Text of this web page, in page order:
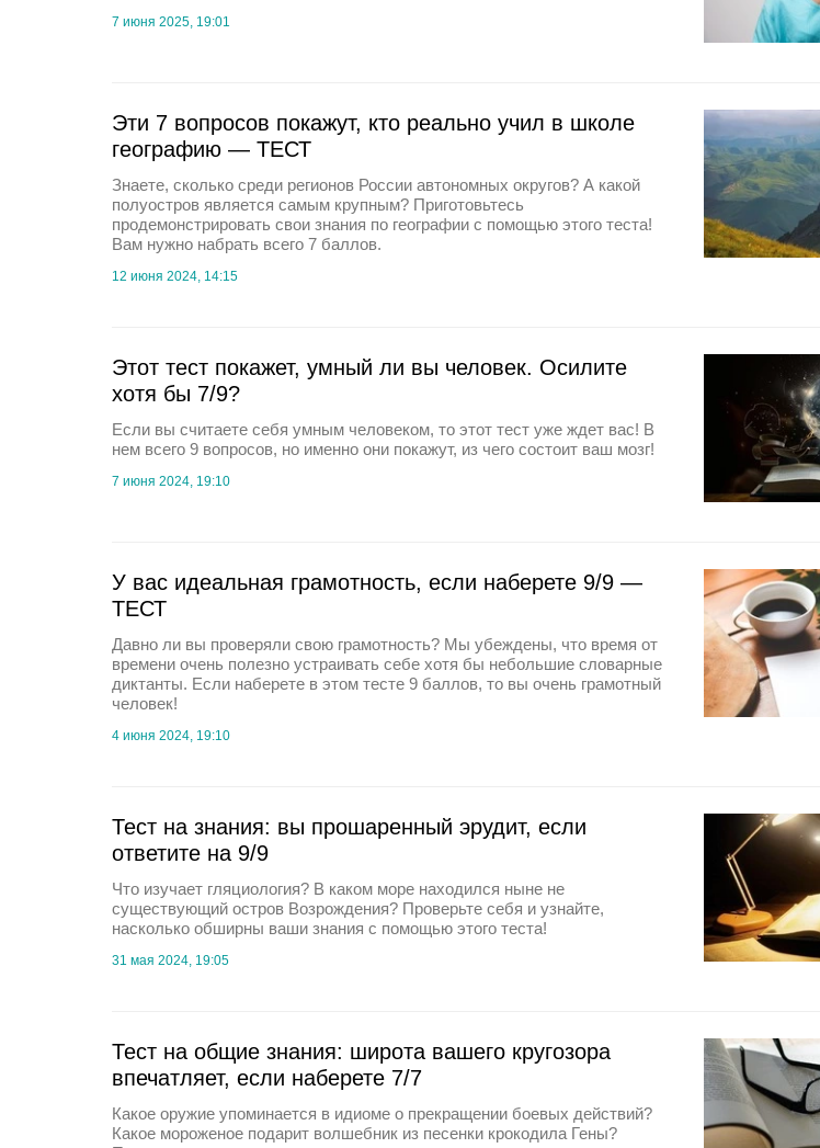
7 июня 2025, 19:01
Эти 7 вопросов покажут, кто реально учил в школе
географию — ТЕСТ
Знаете, сколько среди регионов России автономных округов? А какой
полуостров является самым крупным? Приготовьтесь
продемонстрировать свои знания по географии с помощью этого теста!
Вам нужно набрать всего 7 баллов.
12 июня 2024, 14:15
Этот тест покажет, умный ли вы человек. Осилите
хотя бы 7/9?
Если вы считаете себя умным человеком, то этот тест уже ждет вас! В
нем всего 9 вопросов, но именно они покажут, из чего состоит ваш мозг!
7 июня 2024, 19:10
У вас идеальная грамотность, если наберете 9/9 —
ТЕСТ
Давно ли вы проверяли свою грамотность? Мы убеждены, что время от
времени очень полезно устраивать себе хотя бы небольшие словарные
диктанты. Если наберете в этом тесте 9 баллов, то вы очень грамотный
человек!
4 июня 2024, 19:10
Тест на знания: вы прошаренный эрудит, если
ответите на 9/9
Что изучает гляциология? В каком море находился ныне не
существующий остров Возрождения? Проверьте себя и узнайте,
насколько обширны ваши знания с помощью этого теста!
31 мая 2024, 19:05
Тест на общие знания: широта вашего кругозора
впечатляет, если наберете 7/7
Какое оружие упоминается в идиоме о прекращении боевых действий?
Какое мороженое подарит волшебник из песенки крокодила Гены?